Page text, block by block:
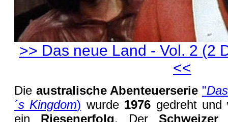
>> Das neue Land - Vol. 2 (2
<<
Die australische Abenteuerserie "
´s Kingdom) wurde 1976 gedreht und
ein Riesenerfolg. Der